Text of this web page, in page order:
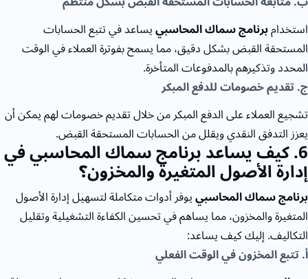
استخدامبرنامج سماك المحاسبييساعد في تتبع الحسابات
المستحقة القبض بشكل دقيق، مما يسمح بفوترة العملاء في الوقت
المحدد وتذكيرهم بالمدفوعات المتأخرة.
ج. تقديم خصومات للدفع المبكر
تشجيع العملاء على الدفع المبكر من خلال تقديم خصومات لهم يمكن أن
يعزز التدفق النقدي ويقلل من الحسابات المستحقة القبض.
6. كيف يساعد برنامج سماك المحاسبي في
إدارة الأصول المتغيرة والمخزون؟
برنامج سماك المحاسبييوفر أدوات متكاملة لتسهيل إدارة الأصول
المتغيرة والمخزون، مما يساهم في تحسين الكفاءة التشغيلية وتقليل
التكاليف. إليك كيف يساعد:
أ. تتبع المخزون في الوقت الفعلي